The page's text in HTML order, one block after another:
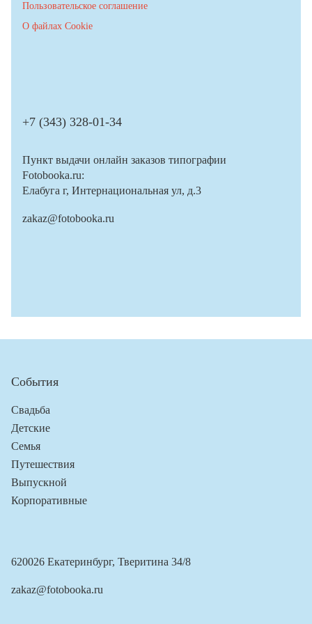
Пользовательское соглашение
О файлах Cookie
+7 (343) 328-01-34
Пункт выдачи онлайн заказов типографии
Fotobooka.ru:
Елабуга г, Интернациональная ул, д.3
zakaz@fotobooka.ru
События
Свадьба
Детские
Семья
Путешествия
Выпускной
Корпоративные
620026 Екатеринбург, Тверитина 34/8
zakaz@fotobooka.ru